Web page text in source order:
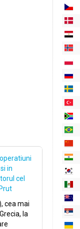
in
cel
cea mai
la